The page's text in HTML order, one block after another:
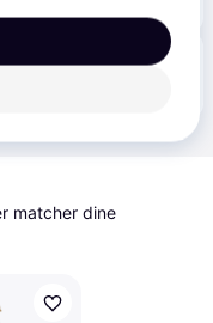
3 betalinger af 2.366 kr.
ikke er
matcher dine